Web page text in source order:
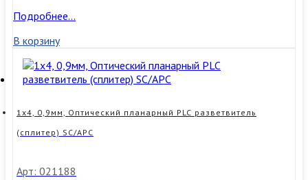
1х4,
Оптический
планарный
PLC
разветвитель
неоконцованный
Подробнее…
В корзину
1х4, 0,9мм, Оптический планарный PLC разветвитель
(сплитер) SC/APC
Арт: 021188